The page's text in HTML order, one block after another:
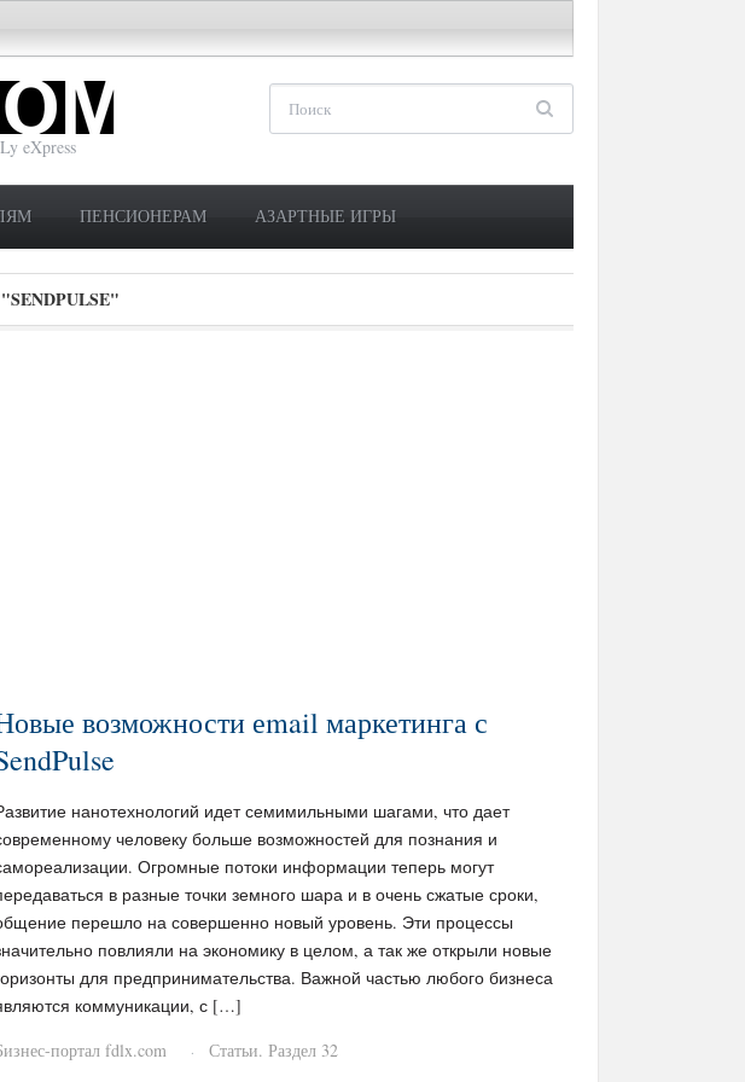
eXpress
ПЕНСИОНЕРАМ АЗАРТНЫЕ ИГРЫ
"SENDPULSE"
возможности еmail маркетинга с
нанотехнологий идет семимильными шагами, что дает
человеку больше возможностей для познания и
Огромные потоки информации теперь могут
в разные точки земного шара и в очень сжатые сроки,
перешло на совершенно новый уровень. Эти процессы
повлияли на экономику в целом, а так же открыли новые
для предпринимательства. Важной частью любого бизнеса
коммуникации, с […]
портал fdlx.com
· Статьи. Раздел 32